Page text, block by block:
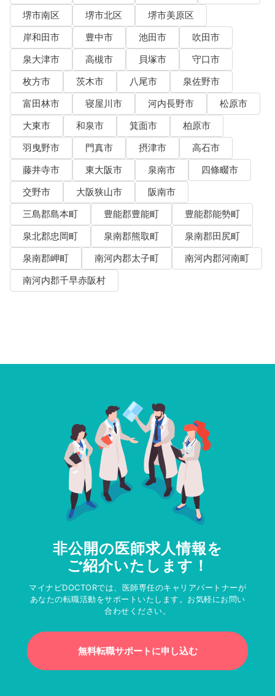
堺市南区
堺市北区
堺市美原区
岸和田市
豊中市 池田市
吹田市
泉大津市
高槻市 貝塚市
守口市
枚方市
茨木市 八尾市
泉佐野市
富田林市
寝屋川市 河内長野市
松原市
大東市
和泉市 箕面市
柏原市
羽曳野市
門真市 摂津市
高石市
藤井寺市
東大阪市 泉南市
四條畷市
交野市
大阪狭山市
阪南市
三島郡島本町
豊能郡豊能町
豊能郡能勢町
泉北郡忠岡町
泉南郡熊取町
泉南郡田尻町
泉南郡岬町
南河内郡太子町
南河内郡河南町
南河内郡千早赤阪村
非公開の医師求人情報を
ご紹介いたします！
マイナビDOCTORでは、医師専任のキャリアパートナーが
あなたの転職活動をサポートいたします。お気軽にお問い
合わせください。
無料転職サポートに申し込む